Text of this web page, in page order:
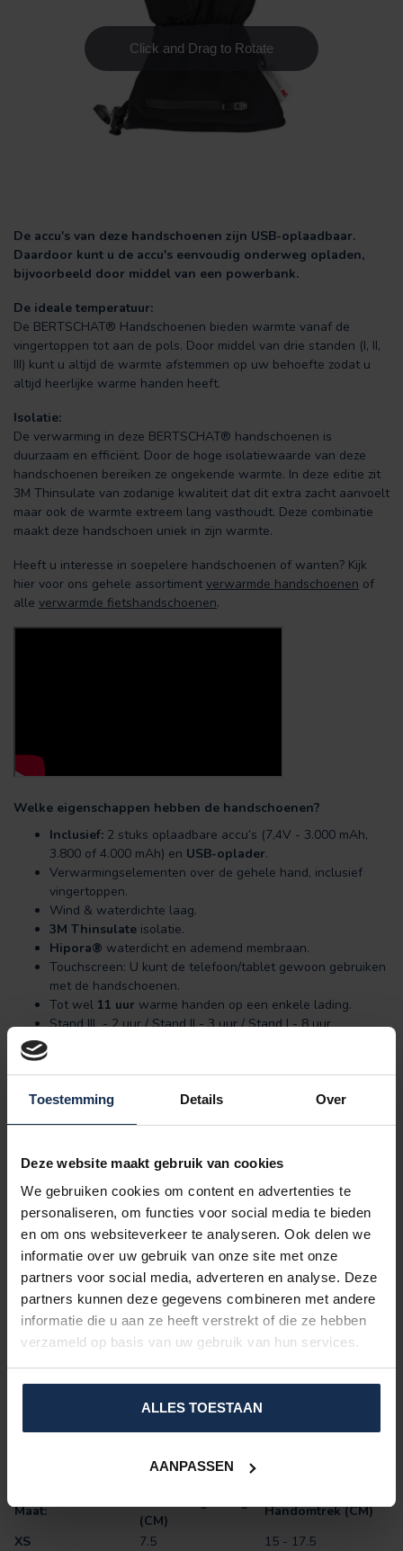
Toestemming Details Over
Deze website maakt gebruik van cookies
We gebruiken cookies om content en advertenties te
personaliseren, om functies voor social media te bieden
en om ons websiteverkeer te analyseren. Ook delen we
informatie over uw gebruik van onze site met onze
partners voor social media, adverteren en analyse. Deze
partners kunnen deze gegevens combineren met andere
informatie die u aan ze heeft verstrekt of die ze hebben
verzameld op basis van uw gebruik van hun services.
ALLES TOESTAAN
AANPASSEN
De accu's van deze handschoenen zijn USB-oplaadbaar.
Daardoor kunt u de accu's eenvoudig onderweg opladen,
bijvoorbeeld door middel van een powerbank.
De ideale temperatuur:
De BERTSCHAT® Handschoenen bieden warmte vanaf de
vingertoppen tot aan de pols. Door middel van drie standen (I, II,
III) kunt u altijd de warmte afstemmen op uw behoefte zodat u
altijd heerlijke warme handen heeft.
Isolatie:
De verwarming in deze BERTSCHAT® handschoenen is
duurzaam en efficiënt. Door de hoge isolatiewaarde van deze
handschoenen bereiken ze ongekende warmte. In deze editie zit
3M Thinsulate van zodanige kwaliteit dat dit extra zacht aanvoelt
maar ook de warmte extreem lang vasthoudt. Deze combinatie
maakt deze handschoen uniek in zijn warmte.
Heeft u interesse in soepelere handschoenen of wanten? Kijk
hier voor ons gehele assortiment verwarmde handschoenen of
alle verwarmde fietshandschoenen.
Welke eigenschappen hebben de handschoenen?
Inclusief: 2 stuks oplaadbare accu’s (7,4V - 3.000 mAh,
3.800 of 4.000 mAh) en USB-oplader.
Verwarmingselementen over de gehele hand, inclusief
vingertoppen.
Wind & waterdichte laag.
3M Thinsulate isolatie.
Hipora® waterdicht en ademend membraan.
Touchscreen: U kunt de telefoon/tablet gewoon gebruiken
met de handschoenen.
Tot wel 11 uur warme handen op een enkele lading.
Stand III - 2 uur / Stand II - 3 uur / Stand I - 8 uur
Geschikt voor: o.a. Wintersport, Fietsen, Elektrische fietsen,
Speed pedelecs, Fenomeen van Raynaud.
Buitenlaag van 70% polyester en 30% geitenleer.
Wat is voor mij de geschikte maat?
De geschikte maat van uw handschoenen meet u simpel. Spreid
uw vingers zoals op de afbeelding en meet de omtrek.
Maat M:Meest gekozen door vrouwen
: Meest gekozen door mannen
Maat:
(CM)
Handomtrek (CM)
XS
7.5
15 - 17.5